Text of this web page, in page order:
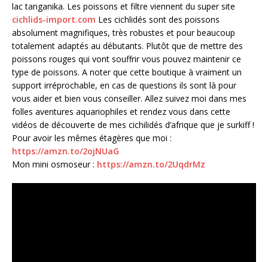
lac tanganika. Les poissons et filtre viennent du super site
cichlids-import.com Les cichlidés sont des poissons
absolument magnifiques, très robustes et pour beaucoup
totalement adaptés au débutants. Plutôt que de mettre des
poissons rouges qui vont souffrir vous pouvez maintenir ce
type de poissons. A noter que cette boutique à vraiment un
support irréprochable, en cas de questions ils sont là pour
vous aider et bien vous conseiller. Allez suivez moi dans mes
folles aventures aquariophiles et rendez vous dans cette
vidéos de découverte de mes cichilidés d’afrique que je surkiff !
Pour avoir les mêmes étagères que moi :
https://amzn.to/2ojNUaG
Mon mini osmoseur : https://amzn.to/2UqdrMz